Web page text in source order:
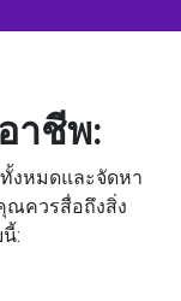
าชีพ:
งหมดและจัดหา
ณควรสื่อถึงสิ่ง
: